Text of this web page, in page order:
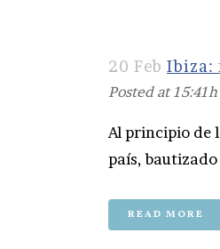
20 Feb Ibiza:
Posted at 15:41h
Al principio de
país,
READ MORE